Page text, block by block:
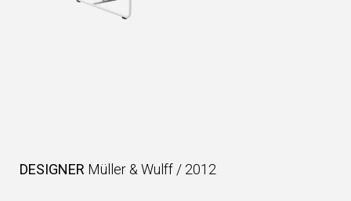
DESIGNER Müller & Wulff / 2012